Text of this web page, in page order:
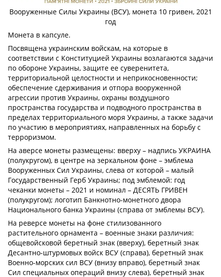
Вооруженные Силы Украины (ВСУ), монета 10 гривен, 2021
год
Монета в капсуле.
Посвящена украинским войскам, на которые в
соответствии с Конституцией Украины возлагаются задачи
по обороне Украины, защите ее суверенитета,
территориальной целостности и неприкосновенности;
обеспечение сдерживания и отпора вооруженной
агрессии против Украины, охраны воздушного
пространства государства и подводного пространства в
пределах территориального моря Украины, а также задачи
по участию в мероприятиях, направленных на борьбу с
терроризмом.
На аверсе монеты размещены: вверху – надпись УКРАИНА
(полукругом), в центре на зеркальном фоне – эмблема
Вооруженных Сил Украины, слева от которой – малый
Государственный Герб Украины; под эмблемой: год
чеканки монеты – 2021 и номинал – ДЕСЯТЬ ГРИВЕН
(полукругом); логотип Банкнотно-монетного двора
Национального банка Украины (справа от эмблемы ВСУ).
На реверсе монеты на фоне стилизованного
растительного орнамента – военные знаки различия:
общевойсковой беретный знак (вверху), беретный знак
Десантно-штурмовых войск ВСУ (справа), беретный знак
Военно-морских сил ВСУ (внизу вправо), беретный знак
Сил специальных операций внизу слева), беретный знак